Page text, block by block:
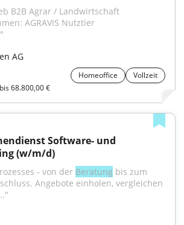
B2B Agrar / Landwirtschaft
AGRAVIS Nutztier
AG
Homeoffice
Vollzeit
68.800,00 €
Software- und
(w/m/d)
- von der Beratung bis zum
Angebote einholen, vergleichen